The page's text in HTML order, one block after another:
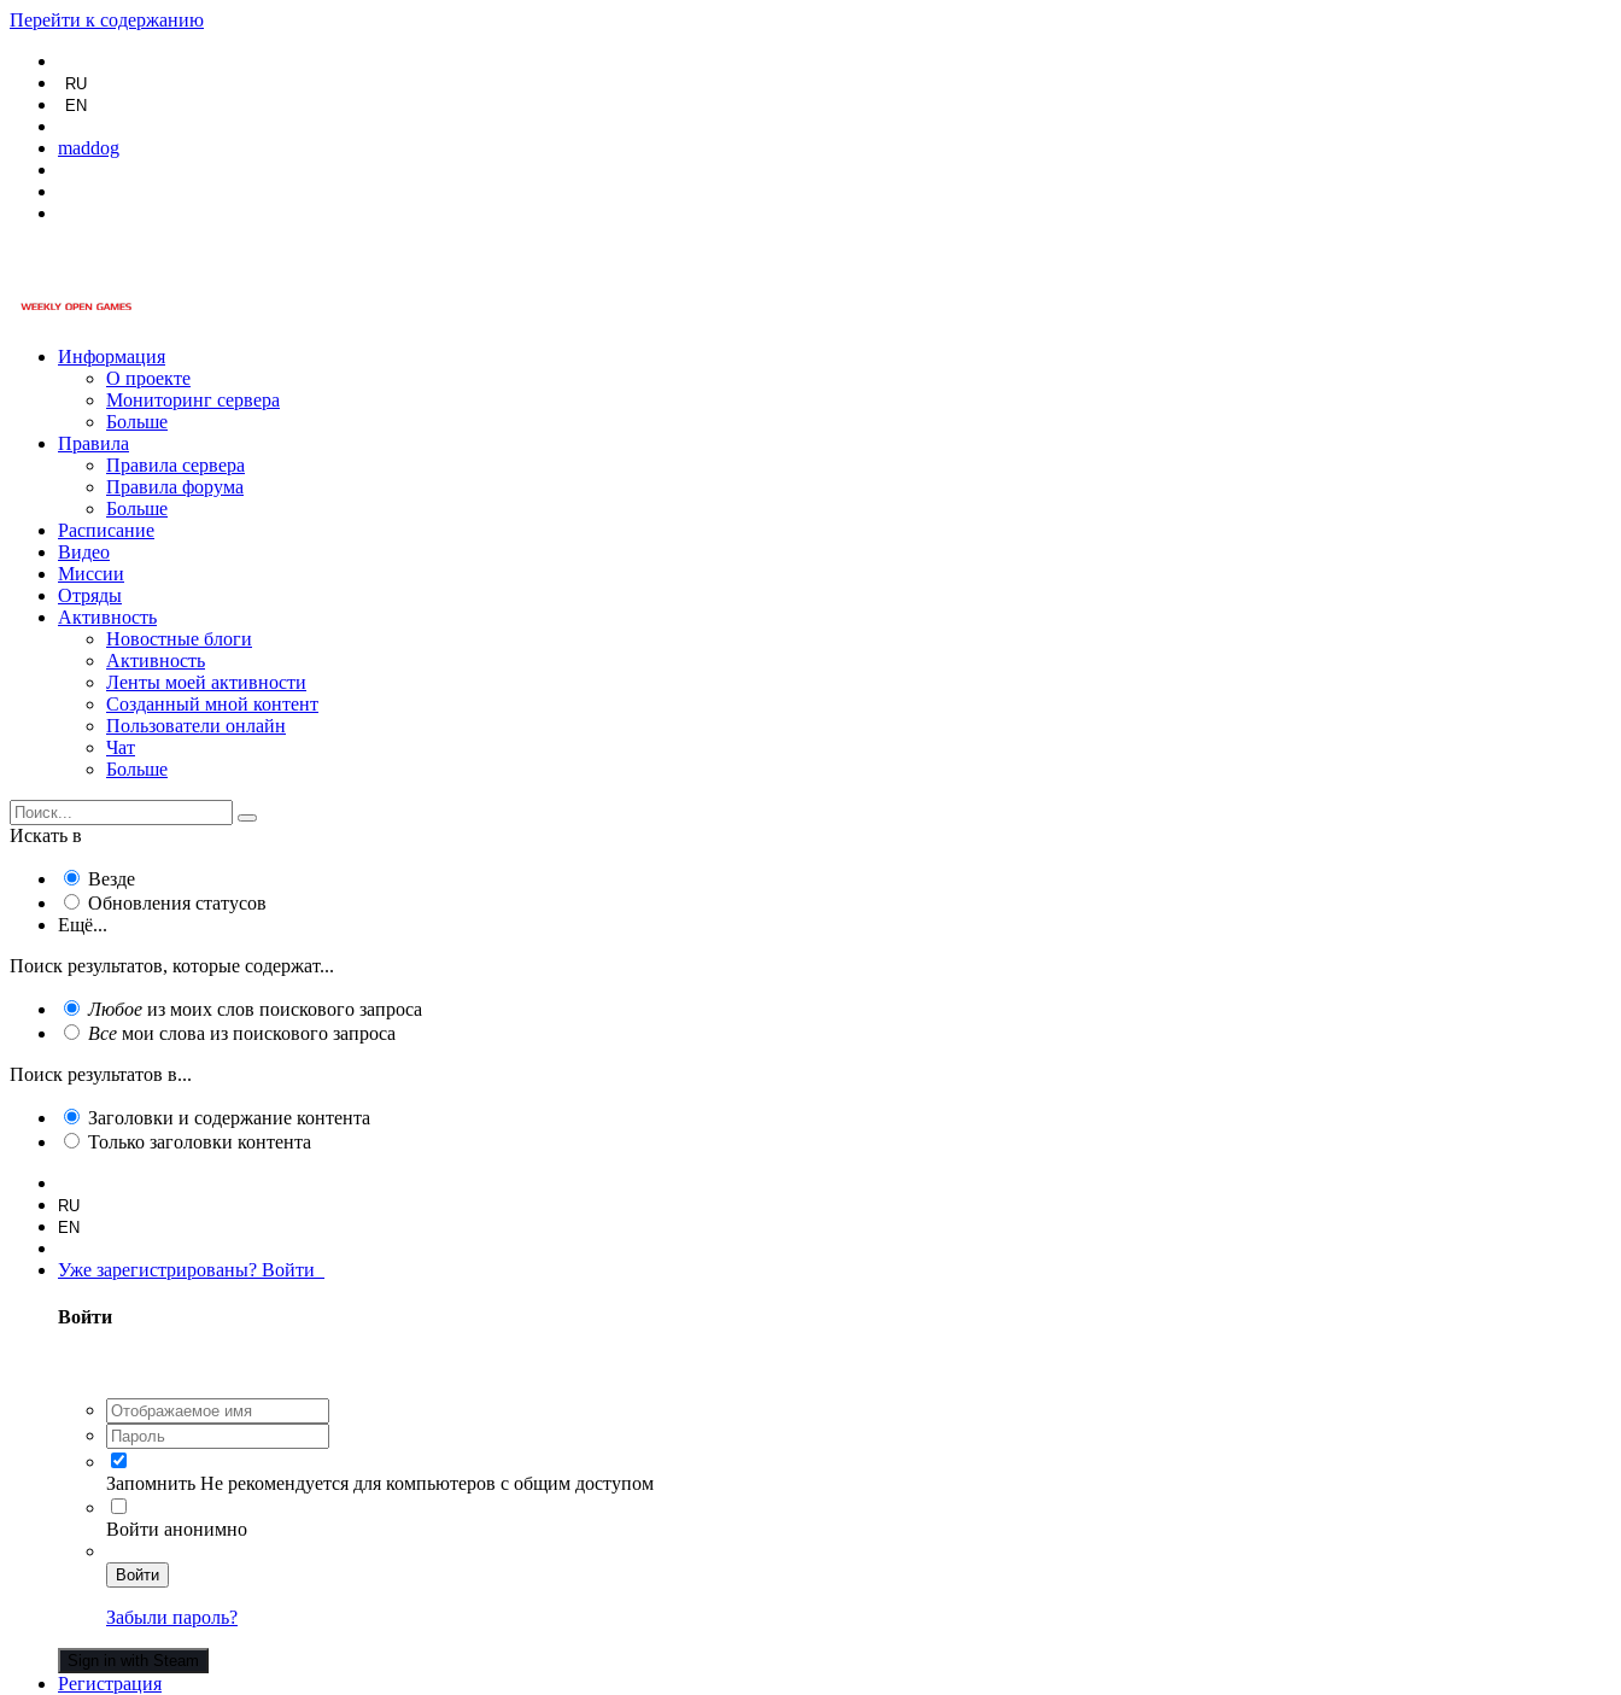
Перейти к содержанию
RU
EN
maddog
Информация
О проекте
Мониторинг сервера
Больше
Правила
Правила сервера
Правила форума
Больше
Расписание
Видео
Миссии
Отряды
Активность
Новостные блоги
Активность
Ленты моей активности
Созданный мной контент
Пользователи онлайн
Чат
Больше
Искать в
Везде
Обновления статусов
Ещё...
Поиск результатов, которые содержат...
Любое из моих слов поискового запроса
Все мои слова из поискового запроса
Поиск результатов в...
Заголовки и содержание контента
Только заголовки контента
RU
EN
Уже зарегистрированы? Войти
Войти
Запомнить Не рекомендуется для компьютеров с общим доступом
Войти анонимно
Войти
Забыли пароль?
Sign in with Steam
Регистрация